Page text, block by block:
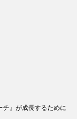
チ』が成長するために